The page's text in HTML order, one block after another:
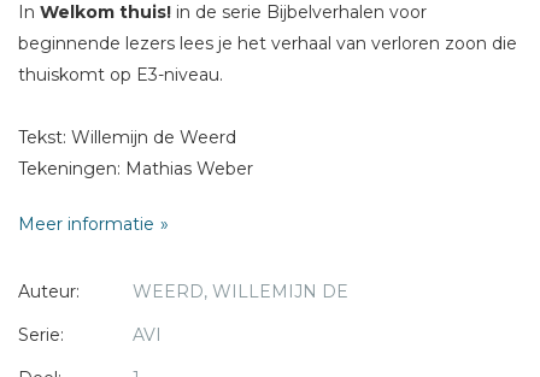
In Welkom thuis! in de serie Bijbelverhalen voor
beginnende lezers lees je het verhaal van verloren zoon die
thuiskomt op E3-niveau.
Tekst: Willemijn de Weerd
Tekeningen: Mathias Weber
Meer informatie
Auteur:
WEERD, WILLEMIJN DE
Serie:
AVI
Schrijf hieronder je review!
Sterren
E-mail *
Bericht *